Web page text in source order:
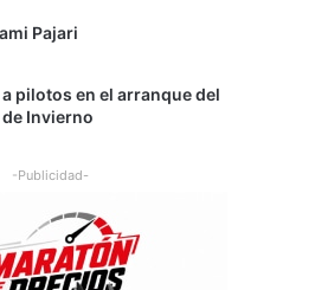
Pajari
pilotos en el arranque del
Invierno
-Publicidad-